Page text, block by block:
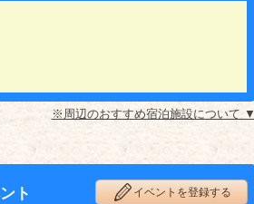
※周辺のおすすめ宿泊施設について ▼
ト イベントを登録する